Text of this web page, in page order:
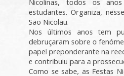
Nicolinas, todos os
estudantes. Organiza,
São Nicolau.
Nos últimos anos tem
debruçaram sobre o
papel preponderante na
e contribuiu para a
Como se sabe, as Festas